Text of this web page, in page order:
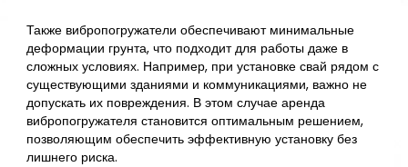
Также вибропогружатели обеспечивают минимальные
деформации грунта, что подходит для работы даже в
сложных условиях. Например, при установке свай рядом с
существующими зданиями и коммуникациями, важно не
допускать их повреждения. В этом случае аренда
вибропогружателя становится оптимальным решением,
позволяющим обеспечить эффективную установку без
лишнего риска.